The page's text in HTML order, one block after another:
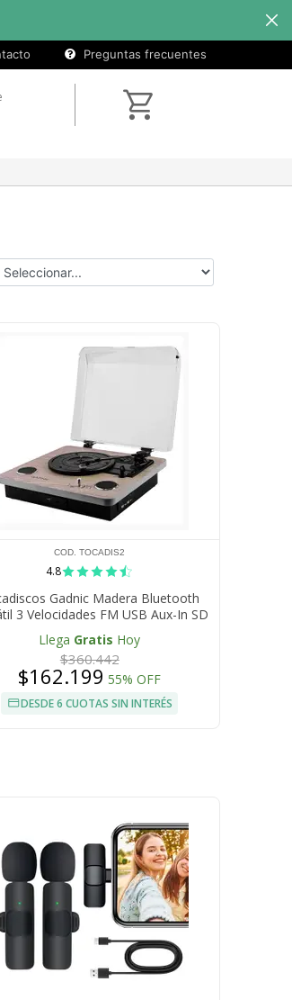
seleccionados
12
Preguntas frecuentes
COD. TOCADIS2
4.8
Gadnic Madera Bluetooth
3 Velocidades FM USB Aux-In SD
Llega Gratis Hoy
$360.442
$162.199 55% OFF
DESDE 6 CUOTAS SIN INTERÉS